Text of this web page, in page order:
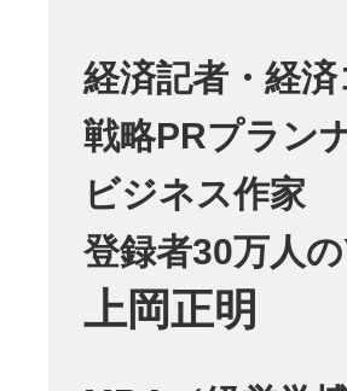
経済記者・経
戦略PRプラン
ビジネス作家
登録者30万人
上岡正明